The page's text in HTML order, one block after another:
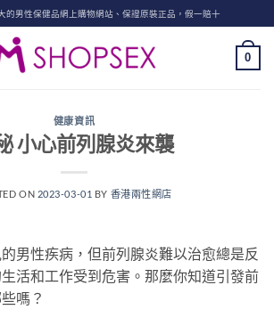
的男性保健品網上購物網站、保證原裝正品，假一賠十
0
健康資訊
小心前列腺炎來襲
ON 2023-03-01 BY 香港兩性網店
男性疾病，但前列腺炎難以治愈總是反
活和工作受到危害。那麼你知道引發前
嗎？